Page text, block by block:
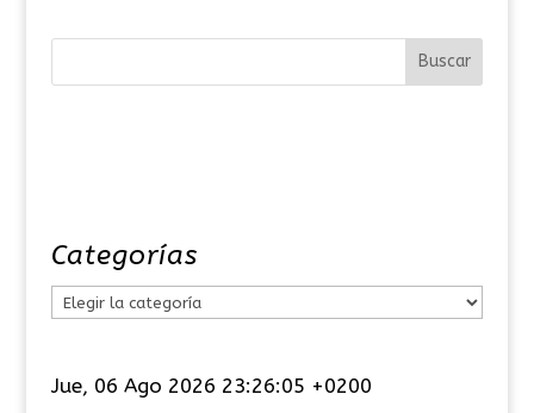
Categorías
e
Jue, 06 Ago 2026 23:26:06 +0200